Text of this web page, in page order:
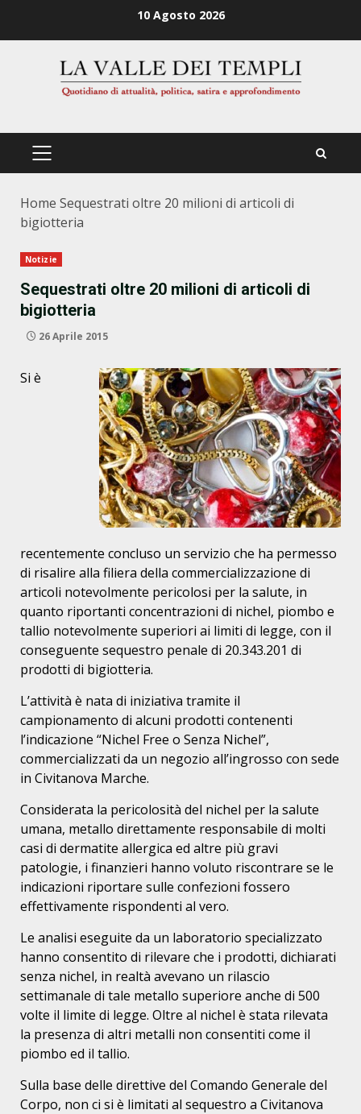
10 Agosto 2026
PRIMÄRES
Home Sequestrati oltre 20 milioni di articoli di
bigiotteria
Notizie
Sequestrati oltre 20 milioni di articoli di
bigiotteria
26 Aprile 2015
Si è
recentemente concluso un servizio che ha permesso
di risalire alla filiera della commercializzazione di
articoli notevolmente pericolosi per la salute, in
quanto riportanti concentrazioni di nichel, piombo e
tallio notevolmente superiori ai limiti di legge, con il
conseguente sequestro penale di 20.343.201 di
prodotti di bigiotteria.
L’attività è nata di iniziativa tramite il
campionamento di alcuni prodotti contenenti
l’indicazione “Nichel Free o Senza Nichel”,
commercializzati da un negozio all’ingrosso con sede
in Civitanova Marche.
Considerata la pericolosità del nichel per la salute
umana, metallo direttamente responsabile di molti
casi di dermatite allergica ed altre più gravi
patologie, i finanzieri hanno voluto riscontrare se le
indicazioni riportare sulle confezioni fossero
effettivamente rispondenti al vero.
Le analisi eseguite da un laboratorio specializzato
hanno consentito di rilevare che i prodotti, dichiarati
senza nichel, in realtà avevano un rilascio
settimanale di tale metallo superiore anche di 500
volte il limite di legge. Oltre al nichel è stata rilevata
la presenza di altri metalli non consentiti come il
piombo ed il tallio.
Sulla base delle direttive del Comando Generale del
Corpo, non ci si è limitati al sequestro a Civitanova